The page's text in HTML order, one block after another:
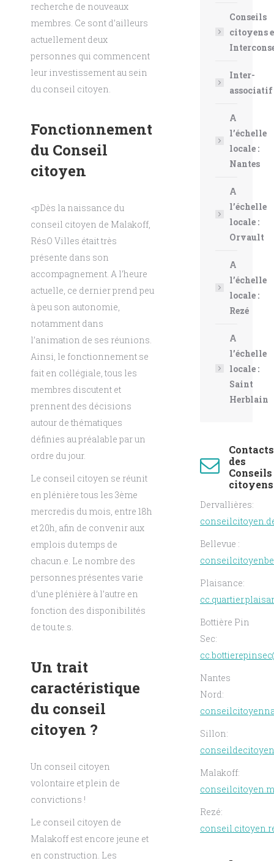
recherche de nouveaux
membres. Ce sont d’ailleurs
actuellement deux
personnes qui commencent
leur investissement au sein
du conseil citoyen.
Fonctionnement
du Conseil
citoyen
<pDès la naissance du
conseil citoyen de Malakoff,
RésO Villes était très
présente dans son
accompagnement. A l’heure
actuelle, ce dernier prend peu
à peu son autonomie,
notamment dans
l’animation de ses réunions.
Ainsi, le fonctionnement se
fait en collégiale, tous les
membres discutent et
prennent des décisions
autour de thématiques
définies au préalable par un
ordre du jour.
Le conseil citoyen se réunit
en plénière tous les 3ème
mercredis du mois, entre 18h
et 20h, afin de convenir aux
emplois du temps de
chacun.e. Le nombre des
personnes présentes varie
d’une plénière à l’autre en
fonction des disponibilités
de tou.te.s.
Un trait
caractéristique
du conseil
citoyen ?
Un conseil citoyen
volontaire et plein de
convictions !
Le conseil citoyen de
Malakoff est encore jeune et
en construction. Les
Conseils
citoyens
Inter-
associatif
A
l’échelle
locale :
Nantes
A
l’échelle
locale :
Orvault
A
l’échelle
locale :
Rezé
A
l’échelle
locale :
Saint
Herblain
Contacts
des
Conseils
citoyens
Dervallières:
Bellevue :
Plaisance:
Bottière Pin
Sec:
Nantes
Nord:
Sillon:
Malakoff:
Rezé: